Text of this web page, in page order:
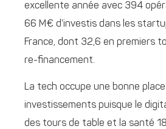
excellente année avec 394
66 M€ d’investis dans les
France, dont 32,6 en premiers
re-financement.
La tech occupe une bonne
investissements puisque le
des tours de table et la santé